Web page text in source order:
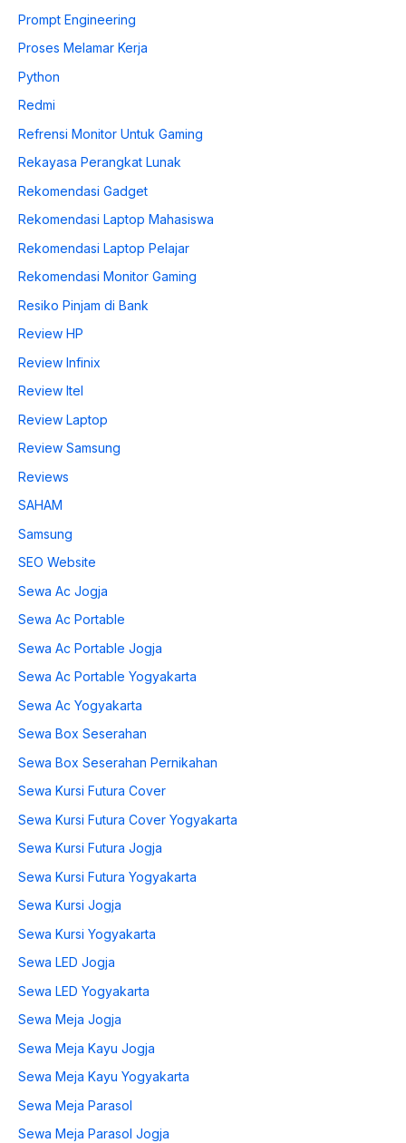
Prompt Engineering
Proses Melamar Kerja
Python
Redmi
Refrensi Monitor Untuk Gaming
Rekayasa Perangkat Lunak
Rekomendasi Gadget
Rekomendasi Laptop Mahasiswa
Rekomendasi Laptop Pelajar
Rekomendasi Monitor Gaming
Resiko Pinjam di Bank
Review HP
Review Infinix
Review Itel
Review Laptop
Review Samsung
Reviews
SAHAM
Samsung
SEO Website
Sewa Ac Jogja
Sewa Ac Portable
Sewa Ac Portable Jogja
Sewa Ac Portable Yogyakarta
Sewa Ac Yogyakarta
Sewa Box Seserahan
Sewa Box Seserahan Pernikahan
Sewa Kursi Futura Cover
Sewa Kursi Futura Cover Yogyakarta
Sewa Kursi Futura Jogja
Sewa Kursi Futura Yogyakarta
Sewa Kursi Jogja
Sewa Kursi Yogyakarta
Sewa LED Jogja
Sewa LED Yogyakarta
Sewa Meja Jogja
Sewa Meja Kayu Jogja
Sewa Meja Kayu Yogyakarta
Sewa Meja Parasol
Sewa Meja Parasol Jogja